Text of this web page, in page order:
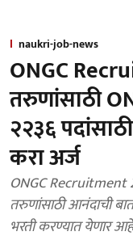
naukri-job-news
ONGC
तरुणांसाठी
२२३६
करा अर्ज
ONGC Recruitment
तरुणांसाठी आनंदाची
भरती करण्यात येणार